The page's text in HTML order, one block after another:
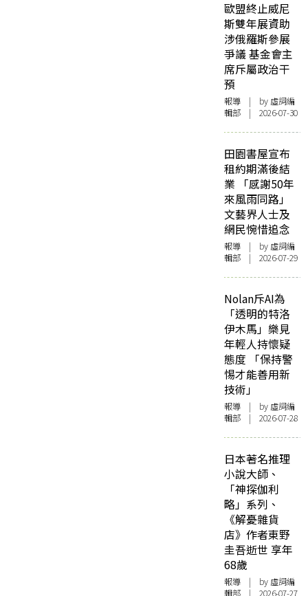
歐盟終止威尼
斯雙年展資助
涉俄羅斯參展
爭議 基金會主
席斥屬政治干
預
報導 | by 虛詞編
輯部 | 2026-07-30
田園書屋宣布
租約期滿後結
業 「感謝50年
來風雨同路」
文藝界人士及
網民惋惜追念
報導 | by 虛詞編
輯部 | 2026-07-29
Nolan斥AI為
「透明的特洛
伊木馬」樂見
年輕人持懷疑
態度 「保持警
惕才能善用新
技術」
報導 | by 虛詞編
輯部 | 2026-07-28
日本著名推理
小說大師、
「神探伽利
略」系列、
《解憂雜貨
店》作者東野
圭吾逝世 享年
68歲
報導 | by 虛詞編